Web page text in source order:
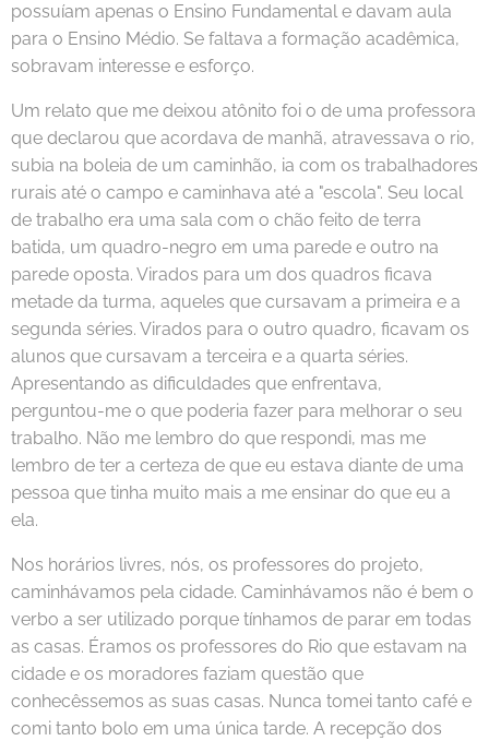
possuíam apenas o Ensino Fundamental e davam aula
para o Ensino Médio. Se faltava a formação acadêmica,
sobravam interesse e esforço.
Um relato que me deixou atônito foi o de uma professora
que declarou que acordava de manhã, atravessava o rio,
subia na boleia de um caminhão, ia com os trabalhadores
rurais até o campo e caminhava até a "escola". Seu local
de trabalho era uma sala com o chão feito de terra
batida, um quadro-negro em uma parede e outro na
parede oposta. Virados para um dos quadros ficava
metade da turma, aqueles que cursavam a primeira e a
segunda séries. Virados para o outro quadro, ficavam os
alunos que cursavam a terceira e a quarta séries.
Apresentando as dificuldades que enfrentava,
perguntou-me o que poderia fazer para melhorar o seu
trabalho. Não me lembro do que respondi, mas me
lembro de ter a certeza de que eu estava diante de uma
pessoa que tinha muito mais a me ensinar do que eu a
ela.
Nos horários livres, nós, os professores do projeto,
caminhávamos pela cidade. Caminhávamos não é bem o
verbo a ser utilizado porque tínhamos de parar em todas
as casas. Éramos os professores do Rio que estavam na
cidade e os moradores faziam questão que
conhecêssemos as suas casas. Nunca tomei tanto café e
comi tanto bolo em uma única tarde. A recepção dos